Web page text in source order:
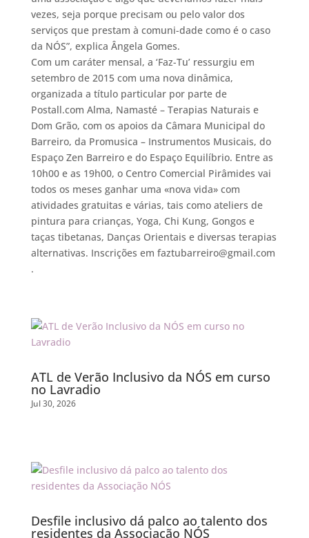
vezes, seja porque precisam ou pelo valor dos
serviços que prestam à comuni-dade como é o caso
da NÓS”, explica Ângela Gomes.
Com um caráter mensal, a ‘Faz-Tu’ ressurgiu em
setembro de 2015 com uma nova dinâmica,
organizada a título particular por parte de
Postall.com Alma, Namasté – Terapias Naturais e
Dom Grão, com os apoios da Câmara Municipal do
Barreiro, da Promusica – Instrumentos Musicais, do
Espaço Zen Barreiro e do Espaço Equilíbrio. Entre as
10h00 e as 19h00, o Centro Comercial Pirâmides vai
todos os meses ganhar uma «nova vida» com
atividades gratuitas e várias, tais como ateliers de
pintura para crianças, Yoga, Chi Kung, Gongos e
taças tibetanas, Danças Orientais e diversas terapias
alternativas. Inscrições em faztubarreiro@gmail.com
.
ATL de Verão Inclusivo da NÓS em curso
no Lavradio
Jul 30, 2026
Desfile inclusivo dá palco ao talento dos
residentes da Associação NÓS